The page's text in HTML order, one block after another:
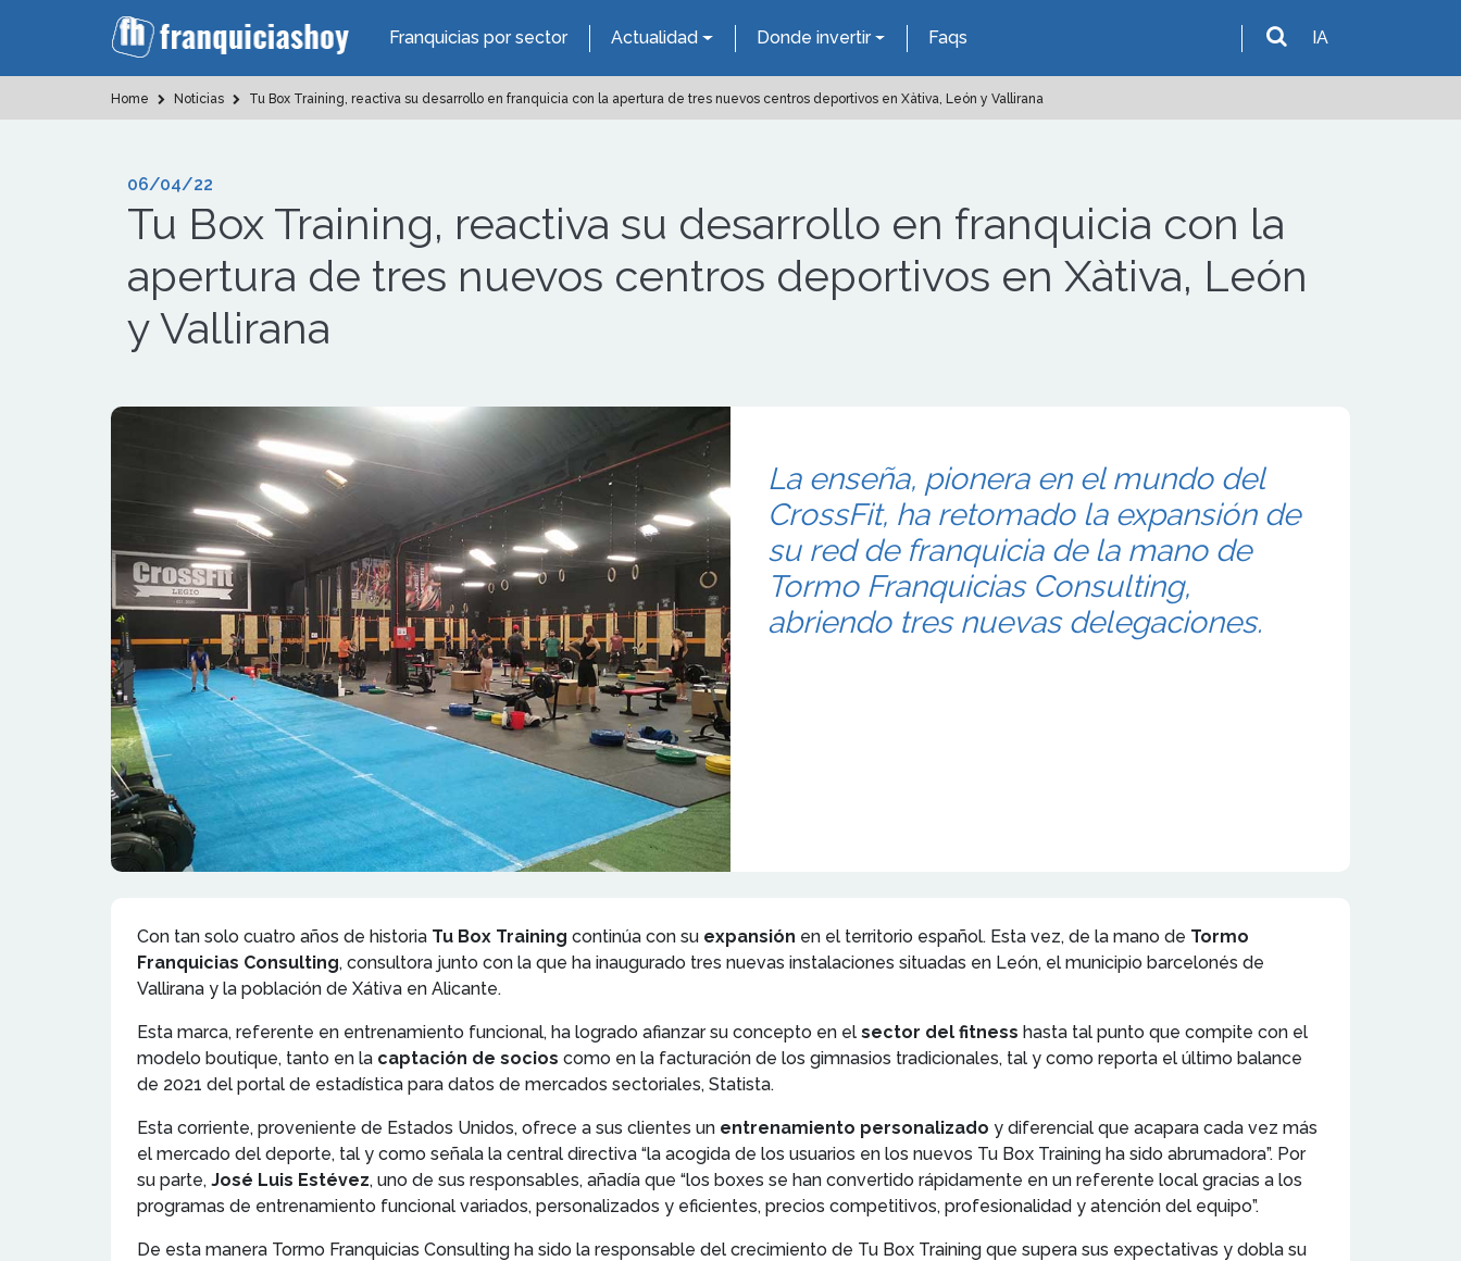
Franquicias por sector Actualidad Donde invertir Faqs IA
Home Noticias Tu Box Training, reactiva su desarrollo en franquicia con la apertura de tres nuevos centros deportivos en Xàtiva, León y Vallirana
06/04/22
Tu Box Training, reactiva su desarrollo en franquicia con la
apertura de tres nuevos centros deportivos en Xàtiva, León
y Vallirana
La enseña, pionera en el mundo del
CrossFit, ha retomado la expansión de
su red de franquicia de la mano de
Tormo Franquicias Consulting,
abriendo tres nuevas delegaciones.
Con tan solo cuatro años de historia Tu Box Training continúa con su expansión en el territorio español. Esta vez, de la mano de Tormo
Franquicias Consulting, consultora junto con la que ha inaugurado tres nuevas instalaciones situadas en León, el municipio barcelonés de
Vallirana y la población de Xátiva en Alicante.
Esta marca, referente en entrenamiento funcional, ha logrado afianzar su concepto en el sector del fitness hasta tal punto que compite con el
modelo boutique, tanto en la captación de socios como en la facturación de los gimnasios tradicionales, tal y como reporta el último balance
de 2021 del portal de estadística para datos de mercados sectoriales, Statista.
Esta corriente, proveniente de Estados Unidos, ofrece a sus clientes un entrenamiento personalizado y diferencial que acapara cada vez más
el mercado del deporte, tal y como señala la central directiva “la acogida de los usuarios en los nuevos Tu Box Training ha sido abrumadora”. Por
su parte, José Luis Estévez, uno de sus responsables, añadía que “los boxes se han convertido rápidamente en un referente local gracias a los
programas de entrenamiento funcional variados, personalizados y eficientes, precios competitivos, profesionalidad y atención del equipo”.
De esta manera Tormo Franquicias Consulting ha sido la responsable del crecimiento de Tu Box Training que supera sus expectativas y dobla su